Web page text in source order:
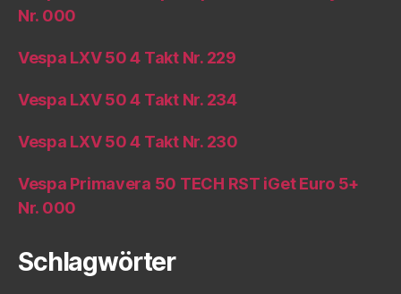
Nr. 000
Vespa LXV 50 4 Takt Nr. 229
Vespa LXV 50 4 Takt Nr. 234
Vespa LXV 50 4 Takt Nr. 230
Vespa Primavera 50 TECH RST iGet Euro 5+
Nr. 000
Schlagwörter